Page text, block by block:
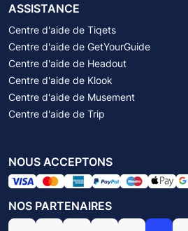
ASSISTANCE
Centre d'aide de Tiqets
Centre d'aide de GetYourGuide
Centre d'aide de Headout
Centre d'aide de Klook
Centre d'aide de Musement
Centre d'aide de Trip
NOUS ACCEPTONS
NOS PARTENAIRES